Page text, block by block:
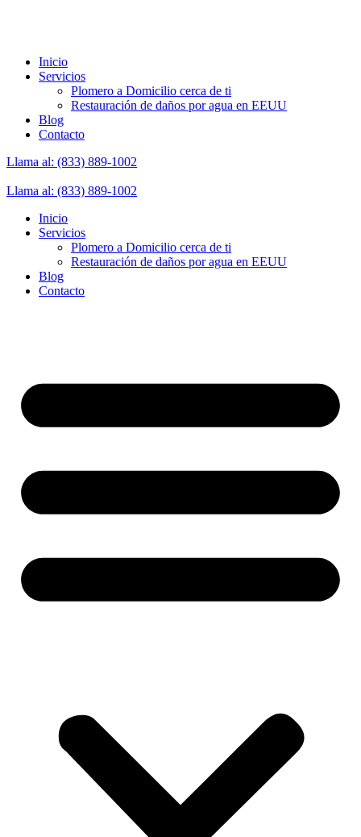
Inicio
Servicios
Plomero a Domicilio cerca de ti
Restauración de daños por agua en EEUU
Blog
Contacto
Llama al: (833) 889-1002
Llama al: (833) 889-1002
Inicio
Servicios
Plomero a Domicilio cerca de ti
Restauración de daños por agua en EEUU
Blog
Contacto